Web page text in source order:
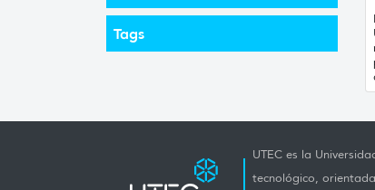
Tags
UTEC es la
tecnológico,